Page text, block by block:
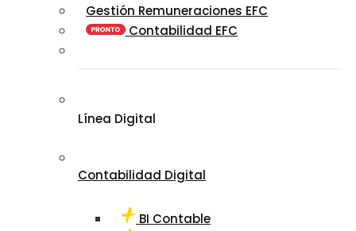
Gestión Remuneraciones EFC
Contabilidad EFC
Línea Digital
Contabilidad Digital
BI Contable